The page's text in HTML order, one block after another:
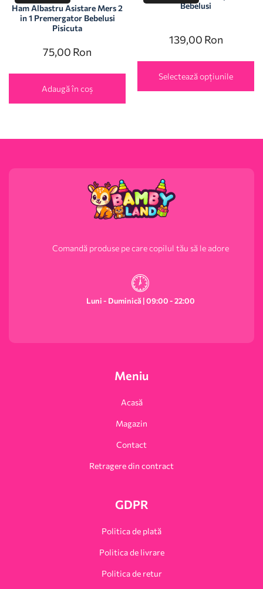
Ham Albastru Asistare Mers 2
in 1 Premergator Bebelusi
Pisicuta
75,00 Ron
Adaugă în coș
Bebelusi
139,00 Ron
Selectează opțiunile
Comandă produse pe care copilul tău să le adore
Luni - Duminică | 09:00 - 22:00
Meniu
Acasă
Magazin
Contact
Retragere din contract
GDPR
Politica de plată
Politica de livrare
Politica de retur